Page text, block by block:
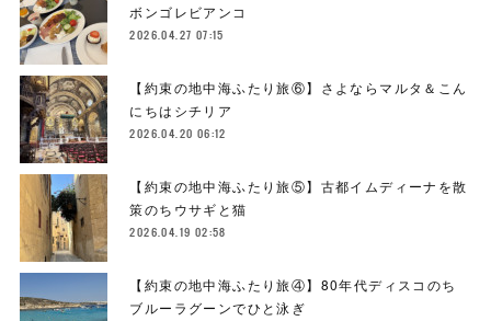
ボンゴレビアンコ
2026.04.27 07:15
【約束の地中海ふたり旅⑥】さよならマルタ＆こん
にちはシチリア
2026.04.20 06:12
【約束の地中海ふたり旅⑤】古都イムディーナを散
策のちウサギと猫
2026.04.19 02:58
【約束の地中海ふたり旅④】80年代ディスコのち
ブルーラグーンでひと泳ぎ